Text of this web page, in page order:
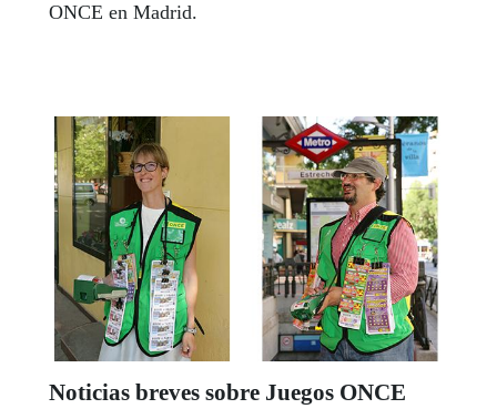
ONCE en Madrid.
Noticias breves sobre Juegos ONCE